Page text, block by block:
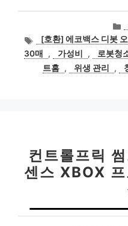
태
그
[호환] 에코백스 디봇
30매
, 가성비 , 로봇청
트홈 , 위생 관리 ,
컨트롤프릭
센스 XBOX